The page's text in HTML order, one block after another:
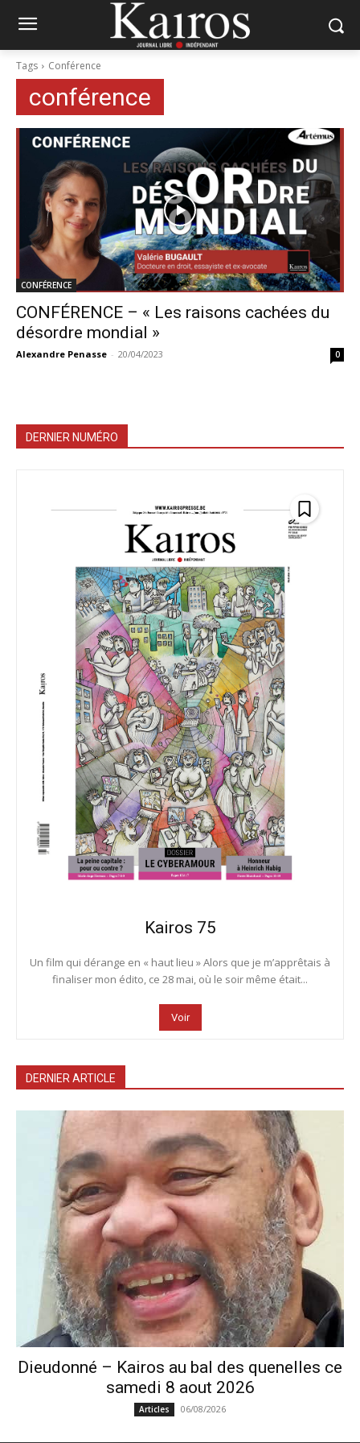
Tags Conférence
conférence
CONFÉRENCE
CONFÉRENCE – « Les raisons cachées du
désordre mondial »
Alexandre Penasse - 20/04/2023 0
DERNIER NUMÉRO
Kairos 75
Un film qui dérange en « haut lieu » Alors que je m’apprêtais à
finaliser mon édito, ce 28 mai, où le soir même était...
Voir
DERNIER ARTICLE
Dieudonné – Kairos au bal des quenelles ce
samedi 8 aout 2026
Articles 06/08/2026